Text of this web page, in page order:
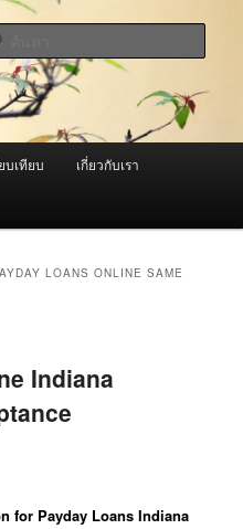
มอกควัน Best
และ อะไหล่
ริการด้วยความจริงใจ
บเทียบ เกี่ยวกับเรา
LOANS ONLINE SAME
Indiana
for Payday Loans Indiana